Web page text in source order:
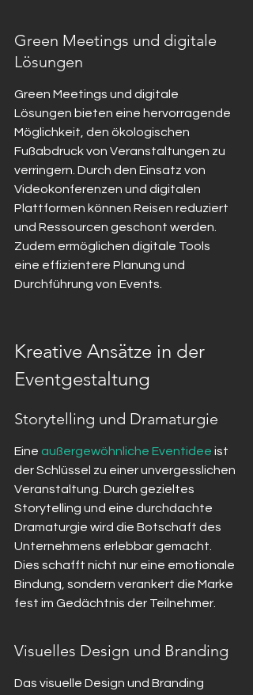
Green Meetings und digitale
Lösungen
Green Meetings und digitale
Lösungen bieten eine hervorragende
Möglichkeit, den ökologischen
Fußabdruck von Veranstaltungen zu
verringern. Durch den Einsatz von
Videokonferenzen und digitalen
Plattformen können Reisen reduziert
und Ressourcen geschont werden.
Zudem ermöglichen digitale Tools
eine effizientere Planung und
Durchführung von Events.
Kreative Ansätze in der
Eventgestaltung
Storytelling und Dramaturgie
Eine außergewöhnliche Eventidee ist
der Schlüssel zu einer unvergesslichen
Veranstaltung. Durch gezieltes
Storytelling und eine durchdachte
Dramaturgie wird die Botschaft des
Unternehmens erlebbar gemacht.
Dies schafft nicht nur eine emotionale
Bindung, sondern verankert die Marke
fest im Gedächtnis der Teilnehmer.
Visuelles Design und Branding
Das visuelle Design und Branding